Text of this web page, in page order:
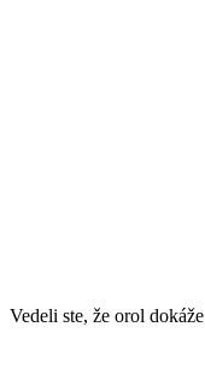
Vedeli ste, že orol